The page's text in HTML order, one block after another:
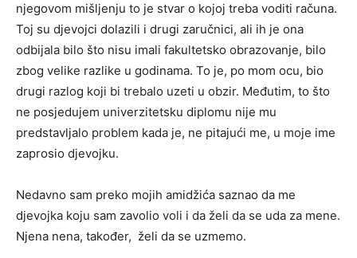
njegovom mišljenju to je stvar o kojoj treba voditi računa.
Toj su djevojci dolazili i drugi zaručnici, ali ih je ona
odbijala bilo što nisu imali fakultetsko obrazovanje, bilo
zbog velike razlike u godinama. To je, po mom ocu, bio
drugi razlog koji bi trebalo uzeti u obzir. Međutim, to što
ne posjedujem univerzitetsku diplomu nije mu
predstavljalo problem kada je, ne pitajući me, u moje ime
zaprosio djevojku.
Nedavno sam preko mojih amidžića saznao da me
djevojka koju sam zavolio voli i da želi da se uda za mene.
Njena nena, također, želi da se uzmemo.